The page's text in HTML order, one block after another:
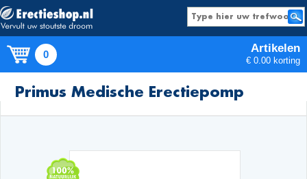
0 Artikelen
€ 0.00 korting
Producten
Primus Medische Erectiepomp